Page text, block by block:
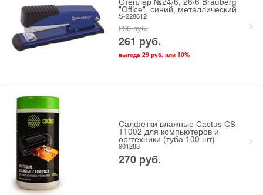
"Office", синий, металлический
S-228612
290 руб.
261 руб.
выгода 29 руб.или 10%
Салфетки влажные Cactus CS-
T1002 для компьютеров и
оргтехники (туба 100 шт)
901283
270 руб.